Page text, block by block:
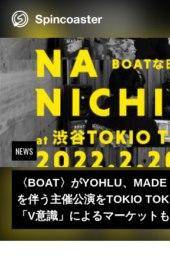
NEWS
〈BOAT〉がYOHLU、
を伴う主催公演をTOKIO
「V意識」によるマーケットも